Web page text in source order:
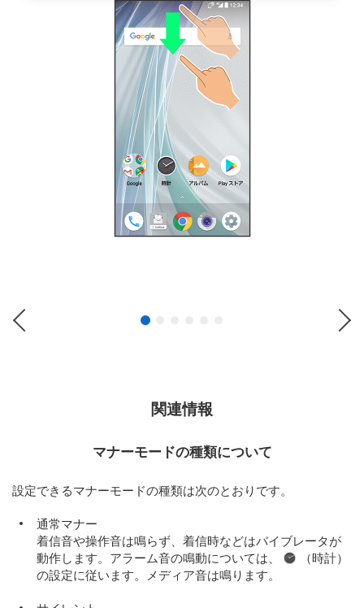
関連情報
マナーモードの種類について
設定できるマナーモードの種類は次のとおりです。
通常マナー
着信音や操作音は鳴らず、着信時などはバイブレータが
動作します。アラーム音の鳴動については、
（時計）
の設定に従います。メディア音は鳴ります。